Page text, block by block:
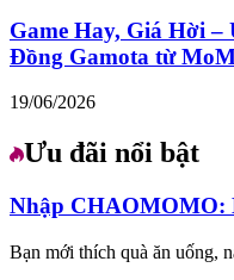
Game Hay, Giá Hời
Đồng Gamota từ
19/06/2026
Ưu đãi nổi bật
Nhập CHAOMOMO:
Bạn mới thích quà ăn uống,